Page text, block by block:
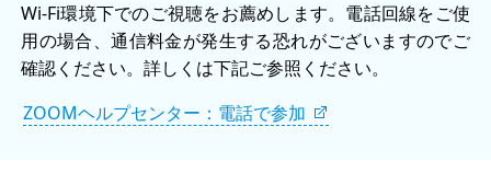
Wi-Fi環境下でのご視聴をお薦めします。電話回線をご使
用の場合、通信料金が発生する恐れがございますのでご
確認ください。詳しくは下記ご参照ください。
ZOOMヘルプセンター：電話で参加